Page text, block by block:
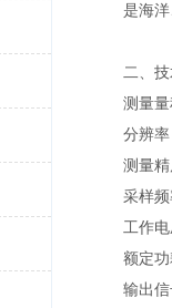
是海洋、
二、技
测量量
分辨率
测量精
采样频
工作电
额定功
输出信